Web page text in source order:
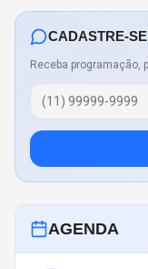
CADASTRE-
Receba programação,
AGENDA